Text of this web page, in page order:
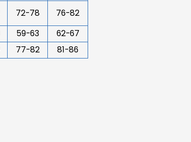
72-78
76-82
59-63
62-67
77-82 81-86